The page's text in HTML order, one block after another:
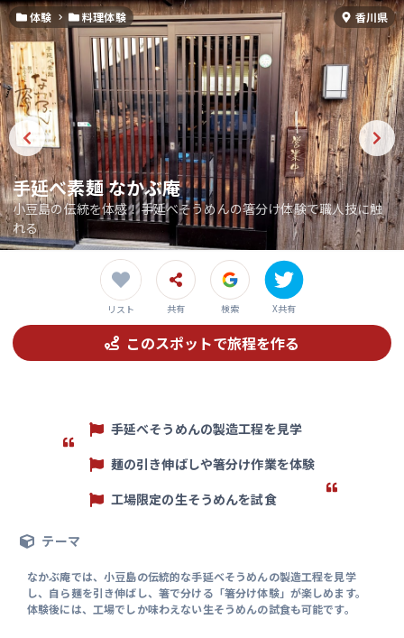
体験 料理体験 香川県
手延べ素麺 なかぶ庵
小豆島の伝統を体感！手延べそうめんの箸分け体験で職人技に触
れる
リスト 共有 検索 X共有
このスポットで旅程を作る
手延べそうめんの製造工程を見学
麺の引き伸ばしや箸分け作業を体験
工場限定の生そうめんを試食
テーマ
なかぶ庵では、小豆島の伝統的な手延べそうめんの製造工程を見学
し、自ら麺を引き伸ばし、箸で分ける「箸分け体験」が楽しめます。
体験後には、工場でしか味わえない生そうめんの試食も可能です。